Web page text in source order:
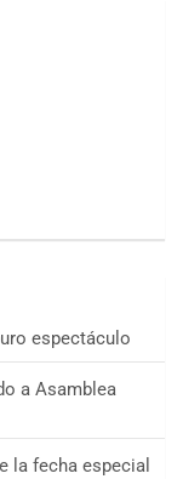
espectáculo
a Asamblea
la fecha especial